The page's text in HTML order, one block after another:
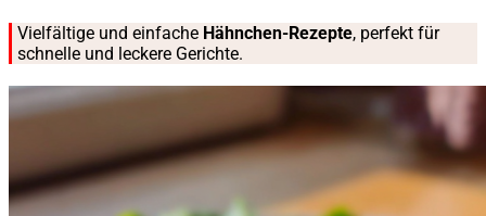
Vielfältige und einfache Hähnchen-Rezepte, perfekt für
schnelle und leckere Gerichte.